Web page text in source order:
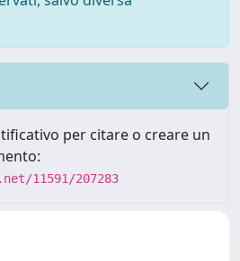
per citare o creare un
11591/207283